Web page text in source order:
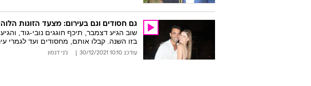
גם חסודים וגם בעירום: מצעד הזוגות
בזו השנה. קבלו אותם, מחסודים ועד לגמרי
עודכן: 10:10 30/12/2021 ג'ני דנסון